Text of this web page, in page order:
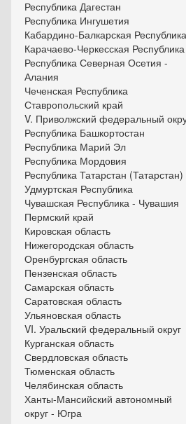
Республика Дагестан
Республика Ингушетия
Кабардино-Балкарская Республика
Карачаево-Черкесская Республика
Республика Северная Осетия -
Алания
Чеченская Республика
Ставропольский край
V. Приволжский федеральный
Республика Башкортостан
Республика Марий Эл
Республика Мордовия
Республика Татарстан (Татарстан)
Удмуртская Республика
Чувашская Республика - Чувашия
Пермский край
Кировская область
Нижегородская область
Оренбургская область
Пензенская область
Самарская область
Саратовская область
Ульяновская область
VI. Уральский федеральный округ
Курганская область
Свердловская область
Тюменская область
Челябинская область
Ханты-Мансийский автономный
округ - Югра